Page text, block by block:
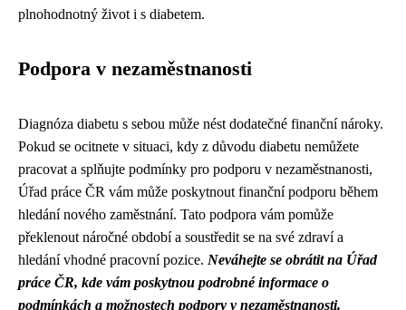
plnohodnotný život i s diabetem.
Podpora v nezaměstnanosti
Diagnóza diabetu s sebou může nést dodatečné finanční nároky.
Pokud se ocitnete v situaci, kdy z důvodu diabetu nemůžete
pracovat a splňujte podmínky pro podporu v nezaměstnanosti,
Úřad práce ČR vám může poskytnout finanční podporu během
hledání nového zaměstnání. Tato podpora vám pomůže
překlenout náročné období a soustředit se na své zdraví a
hledání vhodné pracovní pozice. Neváhejte se obrátit na Úřad
práce ČR, kde vám poskytnou podrobné informace o
podmínkách a možnostech podpory v nezaměstnanosti.